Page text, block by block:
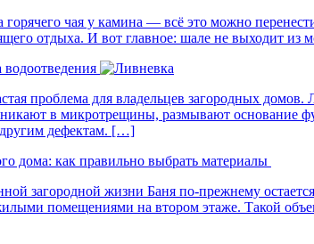
чая у камина — всё это можно
отдыха. И вот главное: шале не выходит из
проблема для владельцев загородных
в микротрещины, размывают основание
дефектам. […]
дома: как правильно выбрать материалы
загородной жизни Баня по-прежнему
помещениями на втором этаже. Такой